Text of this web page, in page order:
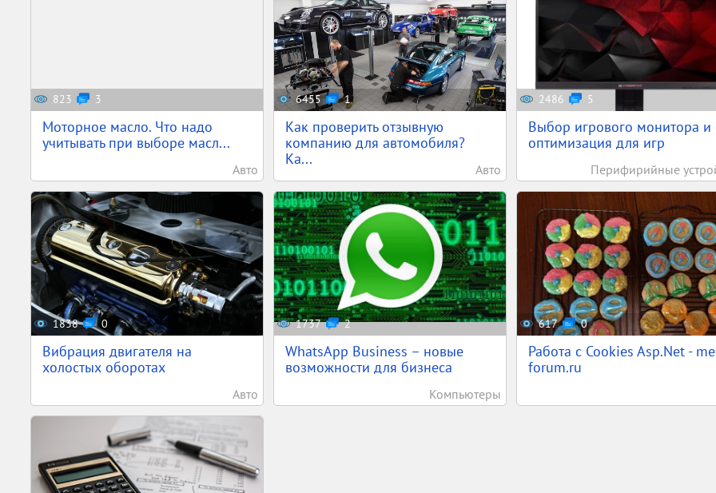
823 3
Моторное масло. Что надо
учитывать при выборе масл...
Авто
6455 1
Как проверить отзывную
компанию для автомобиля?
Ка...
Авто
2486 5
Выбор игрового монитора и
оптимизация для игр
Перифирийные
1838 0
Вибрация двигателя на
холостых оборотах
Авто
1737 2
WhatsApp Business – новые
возможности для бизнеса
Компьютеры
617 0
Работа с Cookies Asp.Net -
forum.ru